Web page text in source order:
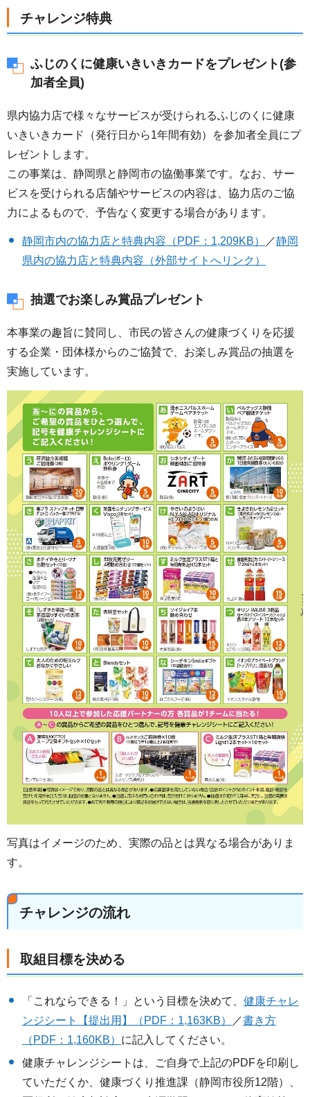
チャレンジ特典
ふじのくに健康いきいきカードをプレゼント(参
加者全員)
県内協力店で様々なサービスが受けられるふじのくに健康
いきいきカード（発行日から1年間有効）を参加者全員にプ
レゼントします。
この事業は、静岡県と静岡市の協働事業です。なお、サー
ビスを受けられる店舗やサービスの内容は、協力店のご協
力によるもので、予告なく変更する場合があります。
静岡市内の協力店と特典内容（PDF：1,209KB） ／静岡
県内の協力店と特典内容（外部サイトへリンク）
抽選でお楽しみ賞品プレゼント
本事業の趣旨に賛同し、市民の皆さんの健康づくりを応援
する企業・団体様からのご協賛で、お楽しみ賞品の抽選を
実施しています。
写真はイメージのため、実際の品とは異なる場合がありま
す。
チャレンジの流れ
取組目標を決める
「これならできる！」という目標を決めて、 健康チャレ
ンジシート【提出用】（PDF：1,163KB）
／書き方
（PDF：1,160KB） に記入してください。
健康チャレンジシートは、ご自身で上記のPDFを印刷し
ていただくか、健康づくり推進課（静岡市役所12階）、